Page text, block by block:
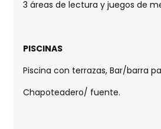
3 áreas de lectura y juegos de
PISCINAS
Piscina con terrazas, Bar/barra
Chapoteadero/ fuente.